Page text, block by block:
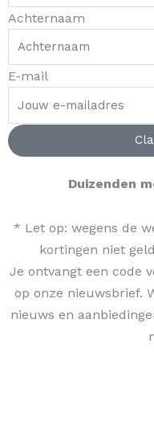
Achternaam
E-mail
Duizenden
* Let op: wegens de
kortingen niet
Je ontvangt een code
op onze nieuwsbrief.
nieuws en